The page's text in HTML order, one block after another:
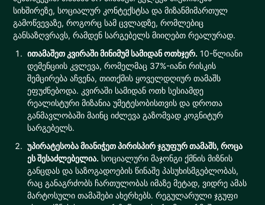
სიხშირეზე, სოციალურ კონტექსტსა და მიზანმიმართულ
გამოწვევაზე, როგორც სამ ცვლადზე, რომლებიც
განსაზღვრავს, რამდენ სარგებელს მიიღებთ რეალურად.
ითამაშეთ კვირაში მინიმუმ სამიდან ოთხჯერ. 10-წლიანი
დემენციის კვლევა, რომელმაც 37%-იანი რისკის
შემცირება აჩვენა, თითქმის ყოველდღიურ თამაშს
ეფუძნებოდა. კვირაში სამიდან ოთხ სესიამდე
რეალისტური მიზანია უმეტესობისთვის და დროთა
განმავლობაში მაინც იძლევა გაზომვად კოგნიტურ
სარგებელს.
უპირატესობა მიანიჭეთ პირისპირ ჯგუფურ თამაშს, როცა
ეს შესაძლებელია. სოციალური მაჯონგი ქმნის მიზნის
განცდას და საზოგადოების წინაშე პასუხისმგებლობას,
რაც განაგრძობს ჩართულობას იმაზე მეტად, ვიდრე ამას
მარტოსული თამაშები ახერხებს. რეგულარული ჯგუფი